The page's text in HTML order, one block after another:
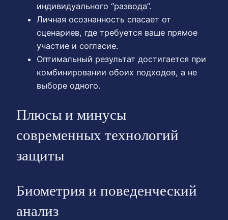
индивидуального “развода”.
Личная осознанность спасает от
сценариев, где требуется ваше прямое
участие и согласие.
Оптимальный результат достигается при
комбинировании обоих подходов, а не
выборе одного.
Плюсы и минусы
современных технологий
защиты
Биометрия и поведенческий
анализ